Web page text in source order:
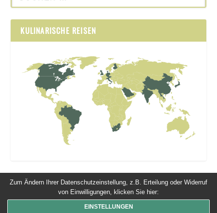
KULINARISCHE REISEN
© 2026 Dinner um Acht. Alle Rechte vorbehalten
Zum Ändern Ihrer Datenschutzeinstellung, z.B. Erteilung oder Widerruf
von Einwilligungen, klicken Sie hier:
EINSTELLUNGEN